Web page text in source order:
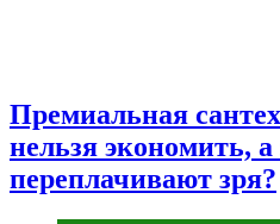
Премиальная
нельзя экономить, а
переплачивают зря?